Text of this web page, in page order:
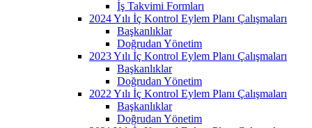
İş Takvimi Formları
2024 Yılı İç Kontrol Eylem Planı Çalışmaları
Başkanlıklar
Doğrudan Yönetim
2023 Yılı İç Kontrol Eylem Planı Çalışmaları
Başkanlıklar
Doğrudan Yönetim
2022 Yılı İç Kontrol Eylem Planı Çalışmaları
Başkanlıklar
Doğrudan Yönetim